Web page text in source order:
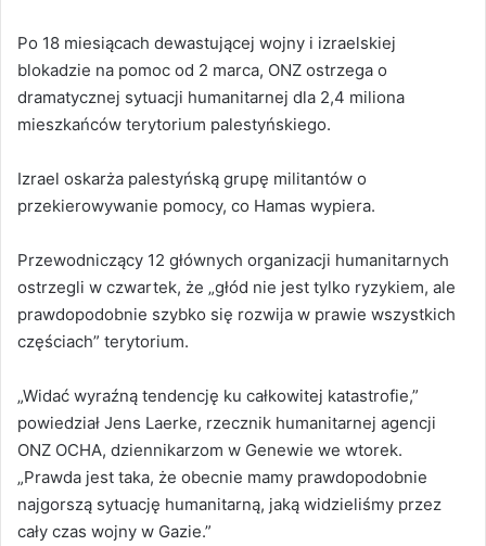
Po 18 miesiącach dewastującej wojny i izraelskiej
blokadzie na pomoc od 2 marca, ONZ ostrzega o
dramatycznej sytuacji humanitarnej dla 2,4 miliona
mieszkańców terytorium palestyńskiego.
Izrael oskarża palestyńską grupę militantów o
przekierowywanie pomocy, co Hamas wypiera.
Przewodniczący 12 głównych organizacji humanitarnych
ostrzegli w czwartek, że „głód nie jest tylko ryzykiem, ale
prawdopodobnie szybko się rozwija w prawie wszystkich
częściach” terytorium.
„Widać wyraźną tendencję ku całkowitej katastrofie,”
powiedział Jens Laerke, rzecznik humanitarnej agencji
ONZ OCHA, dziennikarzom w Genewie we wtorek.
„Prawda jest taka, że obecnie mamy prawdopodobnie
najgorszą sytuację humanitarną, jaką widzieliśmy przez
cały czas wojny w Gazie.”